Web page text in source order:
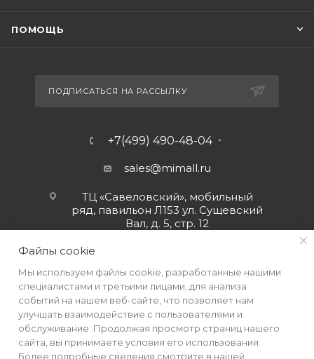
ПОМОЩЬ
ПОДПИСАТЬСЯ НА РАССЫЛКУ
+7(499) 490-48-04
sales@mimall.ru
ТЦ «Савеловский», мобильный
ряд, павильон Л153 ул. Сущевский
Вал, д. 5, стр. 12
Файлы cookie
Мы используем файлы cookie, разработанные нашими
специалистами и третьими лицами, для анализа
событий на нашем веб-сайте, что позволяет нам
улучшать взаимодействие с пользователями и
обслуживание. Продолжая просмотр страниц нашего
сайта, вы принимаете условия его использования.
Более подробные сведения смотрите в нашей